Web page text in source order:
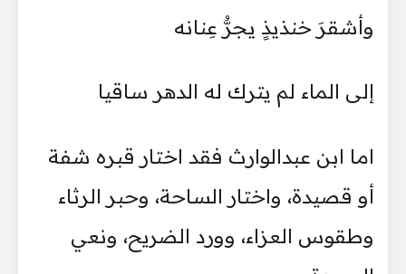
وأشقرَ خنذيذٍ يجرُّ عِنانه
إلى الماء لم يترك له الدهر ساقيا
اما ابن عبدالوارث فقد اختار قبره شفة
أو قصيدة، واختار الساحة، وحبر الرثاء
وطقوس العزاء، وورد الضريح، ونعي